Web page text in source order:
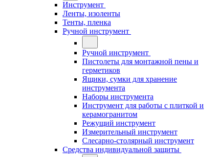
Инструмент
Ленты, изоленты
Тенты, пленка
Ручной инструмент
Ручной инструмент
Пистолеты для монтажной пены и
герметиков
Ящики, сумки для хранение
инструмента
Наборы инструмента
Инструмент для работы с плиткой и
керамогранитом
Режущий инструмент
Измерительный инструмент
Слесарно-столярный инструмент
Средства индивидуальной защиты